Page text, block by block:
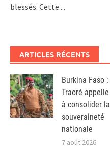
blessés. Cette ...
ARTICLES RÉCENTS
Burkina Faso :
Traoré appelle
à consolider la
souveraineté
nationale
7 août 2026